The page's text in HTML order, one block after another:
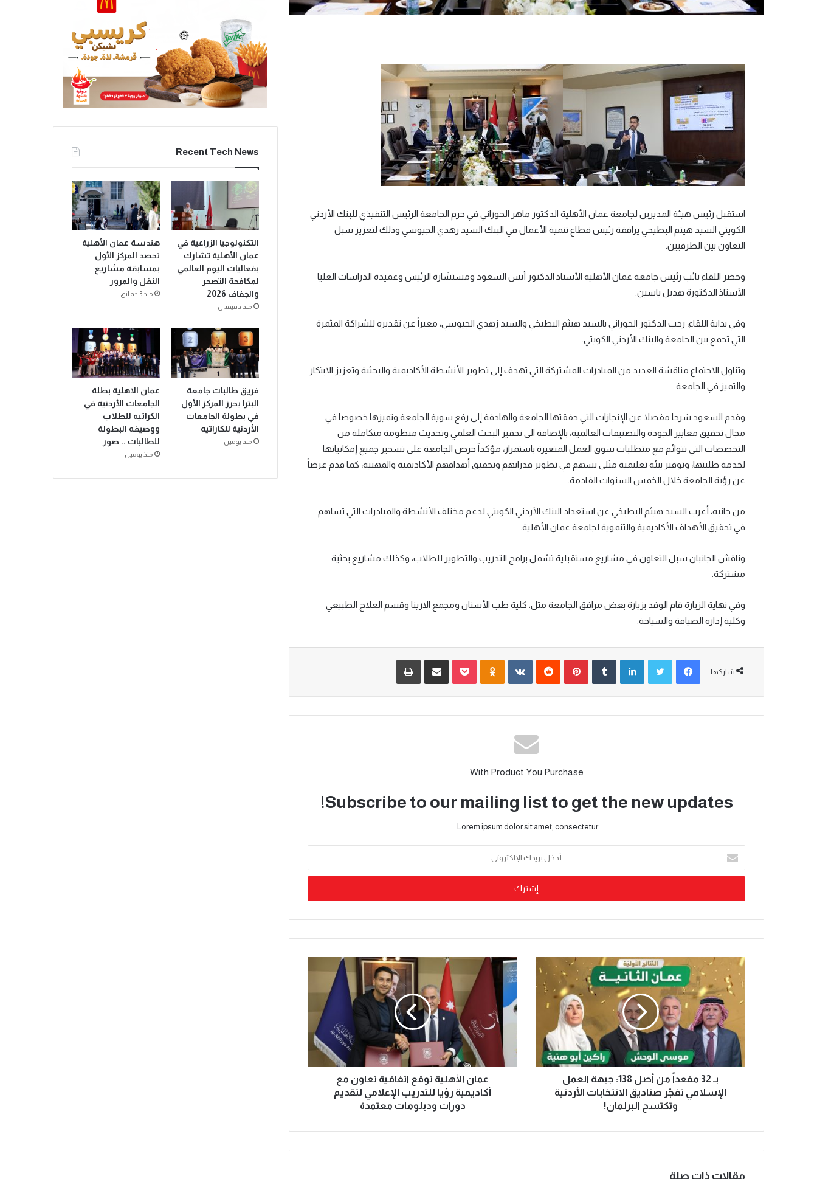
استقبل رئيس هيئة المديرين لجامعة عمان الأهلية الدكتور ماهر الحوراني في حرم الجامعة الرئيس التنفيذي للبنك الأردني
الكويتي السيد هيثم البطيخي يرافقة رئيس قطاع تنمية الأعمال في البنك السيد زهدي الجيوسي وذلك لتعزيز سبل
التعاون بين الطرفيين.
وحضر اللقاء نائب رئيس جامعة عمان الأهلية الأستاذ الدكتور أنس السعود ومستشارة الرئيس وعميدة الدراسات العليا
الأستاذ الدكتورة هديل ياسين.
وفي بداية اللقاء، رحب الدكتور الحوراني بالسيد هيثم البطيخي والسيد زهدي الجيوسي، معبراً عن تقديره للشراكة المثمرة
التي تجمع بين الجامعة والبنك الأردني الكويتي.
وتناول الاجتماع مناقشة العديد من المبادرات المشتركة التي تهدف إلى تطوير الأنشطة الأكاديمية والبحثية وتعزيز الابتكار
والتميز في الجامعة.
وقدم السعود شرحا مفصلا عن الإنجازات التي حققتها الجامعة والهادفة إلى رفع سوية الجامعة وتميزها خصوصا في
مجال تحقيق معايير الجودة والتصنيفات العالمية، بالإضافة الى تحفيز البحث العلمي وتحديث منظومة متكاملة من
التخصصات التي تتوائم مع متطلبات سوق العمل المتغيرة باستمرار، مؤكداً حرص الجامعة على تسخير جميع إمكانياتها
لخدمة طلبتها، وتوفير بيئة تعليمية مثلى تسهم في تطوير قدراتهم وتحقيق أهدافهم الأكاديمية والمهنية، كما قدم عرضاً
عن رؤية الجامعة خلال الخمس السنوات القادمة.
من جانبه، أعرب السيد هيثم البطيخي عن استعداد البنك الأردني الكويتي لدعم مختلف الأنشطة والمبادرات التي تساهم
في تحقيق الأهداف الأكاديمية والتنموية لجامعة عمان الأهلية.
وناقش الجانبان سبل التعاون في مشاريع مستقبلية تشمل برامج التدريب والتطوير للطلاب، وكذلك مشاريع بحثية
مشتركة.
وفي نهاية الزيارة قام الوفد بزيارة بعض مرافق الجامعة مثل: كلية طب الأسنان ومجمع الارينا وقسم العلاج الطبيعي
وكلية إدارة الضيافة والسياحة.
شاركها
With Product You Purchase
Subscribe to our mailing list to get the new updates!
Lorem ipsum dolor sit amet, consectetur.
بـ 32 مقعداً من أصل 138: جبهة العمل
الإسلامي تفجّر صناديق الانتخابات الأردنية
وتكتسح البرلمان!
عمان الأهلية توقع اتفاقية تعاون مع
أكاديمية رؤيا للتدريب الإعلامي لتقديم
دورات ودبلومات معتمدة
مقالات ذات صلة
Recent Tech News
التكنولوجيا الزراعية في
عمان الأهلية تشارك
بفعاليات اليوم العالمي
لمكافحة التصحر
والجفاف 2026
منذ دقيقتان
هندسة عمان الأهلية
تحصد المركز الأول
بمسابقة مشاريع
النقل والمرور
منذ 3 دقائق
فريق طالبات جامعة
البترا يحرز المركز الأول
في بطولة الجامعات
الأردنية للكاراتيه
منذ يومين
عمان الاهلية بطلة
الجامعات الأردنية في
الكراتيه للطلاب
ووصيفه البطولة
للطالبات .. صور
منذ يومين